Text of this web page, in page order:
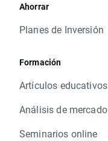
Ahorrar
Planes de Inversión
Formación
Artículos educativos
Análisis de mercado
Seminarios online